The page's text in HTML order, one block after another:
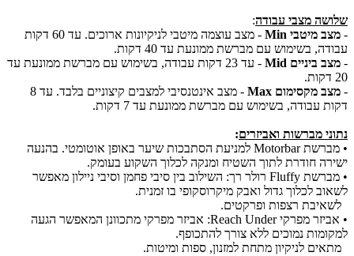
שלושה מצבי עבודה:
- מצב מיטבי Min
- מצב עוצמה מיטבי לניקיונות ארוכים. עד 60 דקות
עבודה, בשימוש עם מברשת ממונעת עד 40 דקות.
- מצב ביניים Mid
- עד 23 דקות עבודה, בשימוש עם מברשת ממונעת עד
20 דקות.
- מצב מקסימום Max
- מצב אינטנסיבי למצבים קיצוניים בלבד. עד 8
דקות עבודה, בשימוש עם מברשת ממונעת עד 7 דקות.
נתוני מברשות ואביזרים:
• מברשת Motorbar למניעת הסתבכות שיער באופן אוטומטי. בהנעה
ישירה חודרת לתוך השטיח ומנקה לכלוך השקוע בעומק.
• מברשת Fluffy רולר רך: השילוב בין סיבי פחמן וסיבי ניילון מאפשר
לשאוב לכלוך גדול ואבק מיקרוסקופי בו זמנית.
לשאיבת רצפות ופרקטים.
​• אביזר מפרקי Reach Under: אביזר מפרקי מתכוונן המאפשר הגעה
למקומות נמוכים ללא צורך להתכופף.
מתאים לניקיון מתחת למזנון, ספות ומיטות.